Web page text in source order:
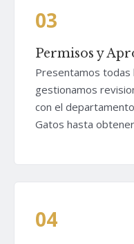
03
Permisos y
Presentamos todas
gestionamos
con el
Gatos hasta
04